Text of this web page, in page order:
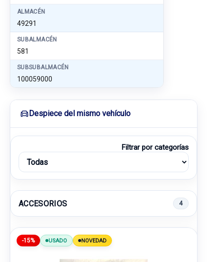
ALMACÉN
49291
SUBALMACÉN
581
SUBSUBALMACÉN
100059000
Despiece del mismo vehículo
Filtrar por categorías
ACCESORIOS 4
-15% USADO NOVEDAD